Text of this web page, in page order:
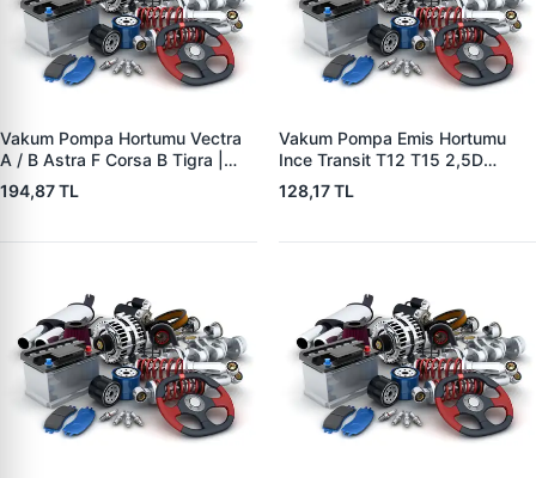
Vakum Pompa Hortumu Vectra
A / B Astra F Corsa B Tigra |
YTT Y11640 | OEM 5545508
194,87 TL
Vakum Pompa Emis Hortumu
Ince Transit T12 T15 2,5D
92>00 | YTT Y40147 | OEM
864F2L334CA
128,17 TL